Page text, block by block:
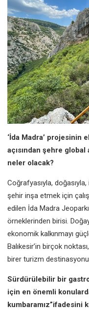
‘İda Madra’ projesinin
açısından şehre global
neler olacak?
Coğrafyasıyla, doğasıyla,
şehir inşa etmek için
edilen İda Madra
örneklerinden birisi.
ekonomik kalkınmayı
Balıkesir’in birçok
birer turizm
Sürdürülebilir bir
için en önemli
kumbaramız”ifadesini